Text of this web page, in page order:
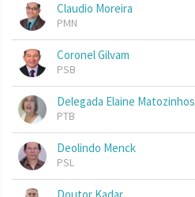
Claudio Moreira
PMN
Coronel Gilvam
PSB
Delegada Elaine Matozinhos
PTB
Deolindo Menck
PSL